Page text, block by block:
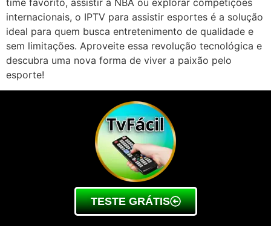
internacionais, o IPTV para assistir esportes é a solução
ideal para quem busca entretenimento de qualidade e
sem limitações. Aproveite essa revolução tecnológica e
descubra uma nova forma de viver a paixão pelo
esporte!
TESTE GRÁTIS